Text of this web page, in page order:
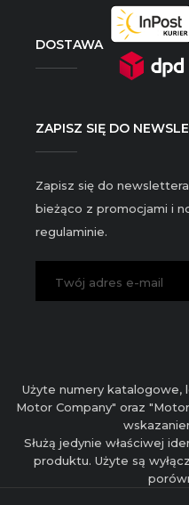
DOSTAWA
ZAPISZ SIĘ DO
Zapisz się do
bieżąco z promocjami i
regulaminie.
Użyte numery katalogowe,
Motor Company" oraz
Służą jedynie właściwej
produktu. Użyte są